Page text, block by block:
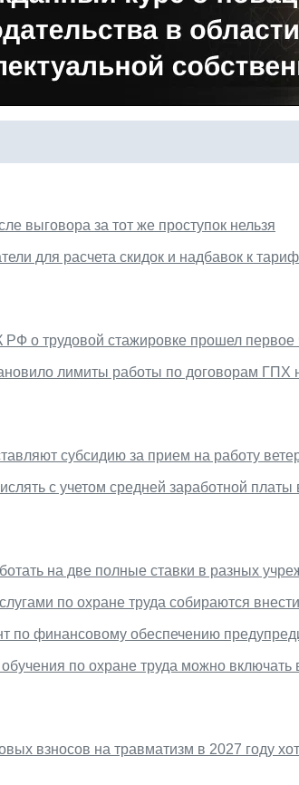
выговора за тот же проступок нельзя
для расчета скидок и надбавок к
РФ о трудовой стажировке прошел первое
лимиты работы по договорам ГПХ
субсидию за прием на работу
с учетом средней заработной
на две полные ставки в разных
по охране труда собираются
по финансовому обеспечению
по охране труда можно включать
взносов на травматизм в 2027 году